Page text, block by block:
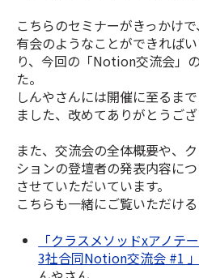
こちらのセミナーがきっかけ
有会のようなことができれば
り、今回の「Notion交流会」
た。
しんやさんには開催に至るま
ました、改めてありがとうござ
また、交流会の全体概要や、
ションの登壇者の発表内容に
させていただいています。
こちらも一緒にご覧いただける
「クラスメソッドxアノテ
3社合同Notion交流会 #1